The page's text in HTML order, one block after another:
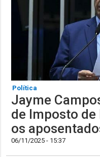
Política
Jayme
de Imposto de
os
06/11/2025 - 15:37